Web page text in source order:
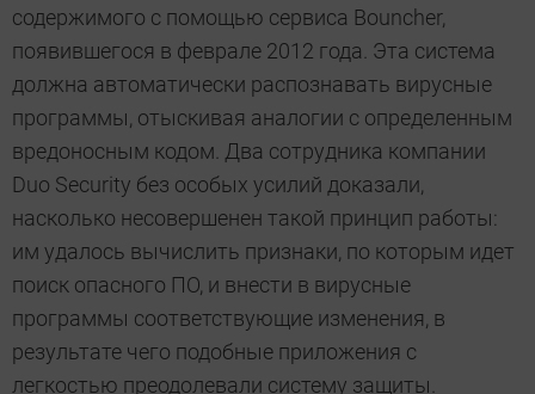
содержимого с помощью сервиса Bouncher,
появившегося в феврале 2012 года. Эта система
должна автоматически распознавать вирусные
программы, отыскивая аналогии с определенным
вредоносным кодом. Два сотрудника компании
Duo Security без особых усилий доказали,
насколько несовершенен такой принцип работы:
им удалось вычислить признаки, по которым идет
поиск опасного ПО, и внести в вирусные
программы соответствующие изменения, в
результате чего подобные приложения с
легкостью преодолевали систему защиты.